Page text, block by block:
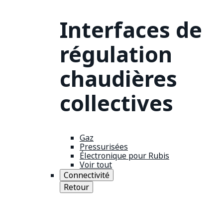
Interfaces de
régulation
chaudières
collectives
Gaz
Pressurisées
Électronique pour Rubis
Voir tout
Connectivité
Retour